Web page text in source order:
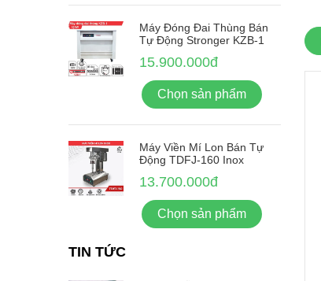
Máy Đóng Đai Thùng Bán
Tự Động Stronger KZB-1
15.900.000đ
Chọn sản phẩm
Máy Viền Mí Lon Bán Tự
Động TDFJ-160 Inox
13.700.000đ
Chọn sản phẩm
TIN TỨC